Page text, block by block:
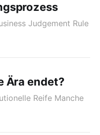
Judgement Rule
Ära endet?
Reife Manche